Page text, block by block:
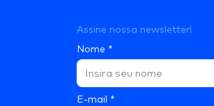
Assine nossa newsletter!
Nome *
E-mail *